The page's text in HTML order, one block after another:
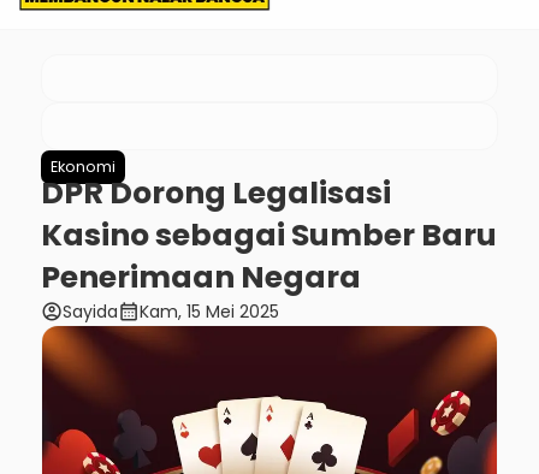
Ekonomi
DPR Dorong Legalisasi
Kasino sebagai Sumber Baru
Penerimaan Negara
account_circleSayidacalendar_monthKam, 15 Mei 2025